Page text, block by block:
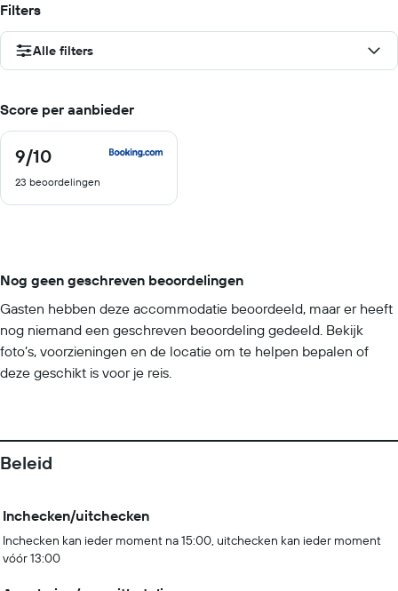
Filters
Alle filters
Score per aanbieder
9/10
9
van
10
23 beoordelingen
Nog geen geschreven beoordelingen
Gasten hebben deze accommodatie beoordeeld, maar er heeft
nog niemand een geschreven beoordeling gedeeld. Bekijk
foto’s, voorzieningen en de locatie om te helpen bepalen of
deze geschikt is voor je reis.
Beleid
Inchecken/uitchecken
Inchecken kan ieder moment na 15:00, uitchecken kan ieder moment
vóór 13:00